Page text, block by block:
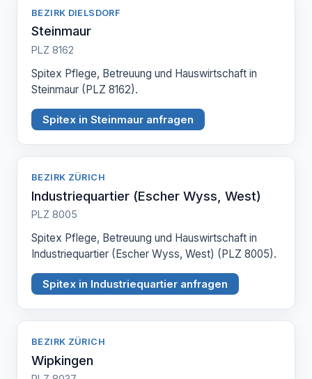
BEZIRK DIELSDORF
Steinmaur
PLZ 8162
Spitex Pflege, Betreuung und Hauswirtschaft in
Steinmaur (PLZ 8162).
Spitex in Steinmaur anfragen
BEZIRK ZÜRICH
Industriequartier (Escher Wyss, West)
PLZ 8005
Spitex Pflege, Betreuung und Hauswirtschaft in
Industriequartier (Escher Wyss, West) (PLZ 8005).
Spitex in Industriequartier anfragen
BEZIRK ZÜRICH
Wipkingen